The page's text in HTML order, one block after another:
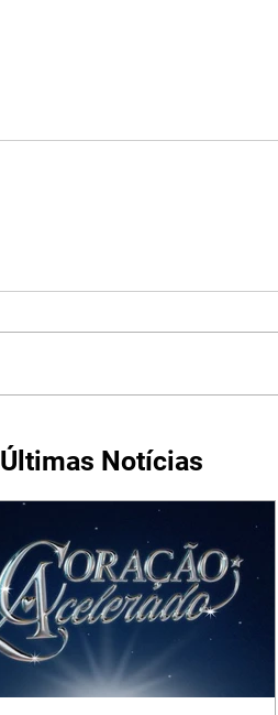
Últimas Notícias